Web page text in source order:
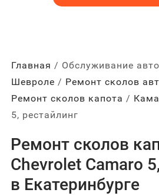
Главная
Обслуживание
Шевроле
Ремонт сколов
Ремонт сколов капота
5, рестайлинг
Ремонт сколов
Chevrolet Camaro
в Екатеринбурге